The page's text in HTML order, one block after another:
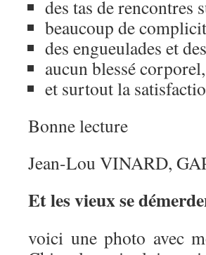
des tas de rencontres
beaucoup de
des engueulades et
aucun blessé
et surtout la
Bonne lecture
Jean-Lou VINARD,
Et les vieux se
voici une photo avec